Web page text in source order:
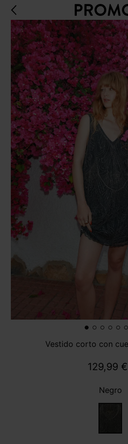
Vestido corto con
129,99 €
Negro